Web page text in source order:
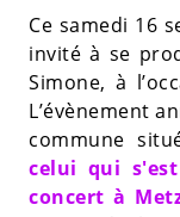
Ce samedi 16
invité à se
Simone, à
L’évènement
commune
celui qui
concert à